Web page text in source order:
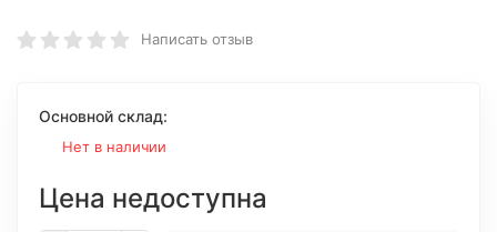
Написать отзыв
Основной склад:
Нет в наличии
Цена недоступна